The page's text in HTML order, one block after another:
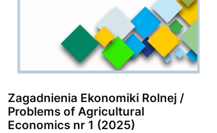
Zagadnienia Ekonomiki Rolnej /
Problems of Agricultural
Economics nr 1 (2025)